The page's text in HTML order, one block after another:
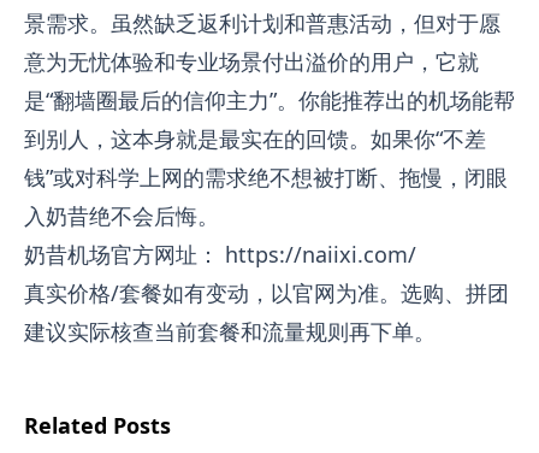
景需求。虽然缺乏返利计划和普惠活动，但对于愿
意为无忧体验和专业场景付出溢价的用户，它就
是“翻墙圈最后的信仰主力”。你能推荐出的机场能帮
到别人，这本身就是最实在的回馈。如果你“不差
钱”或对科学上网的需求绝不想被打断、拖慢，闭眼
入奶昔绝不会后悔。
奶昔机场官方网址： https://naiixi.com/
真实价格/套餐如有变动，以官网为准。选购、拼团
建议实际核查当前套餐和流量规则再下单。
Related Posts